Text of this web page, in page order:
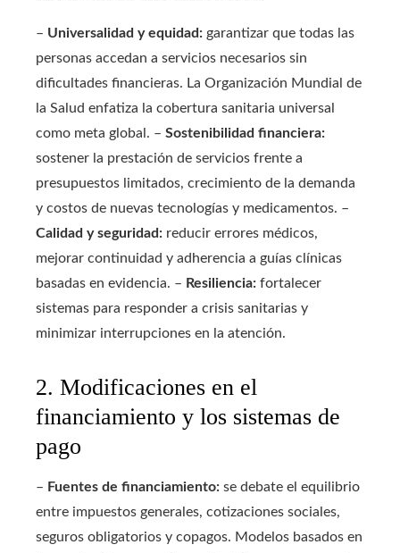
– Universalidad y equidad: garantizar que todas las
personas accedan a servicios necesarios sin
dificultades financieras. La Organización Mundial de
la Salud enfatiza la cobertura sanitaria universal
como meta global. – Sostenibilidad financiera:
sostener la prestación de servicios frente a
presupuestos limitados, crecimiento de la demanda
y costos de nuevas tecnologías y medicamentos. –
Calidad y seguridad: reducir errores médicos,
mejorar continuidad y adherencia a guías clínicas
basadas en evidencia. – Resiliencia: fortalecer
sistemas para responder a crisis sanitarias y
minimizar interrupciones en la atención.
2. Modificaciones en el
financiamiento y los sistemas de
pago
– Fuentes de financiamiento: se debate el equilibrio
entre impuestos generales, cotizaciones sociales,
seguros obligatorios y copagos. Modelos basados en